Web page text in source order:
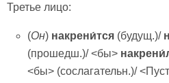
Третье лицо:
(Он) накрени́тся (будущ.)/
(прошедш.)/ <бы>
<бы> (сослагательн.)/